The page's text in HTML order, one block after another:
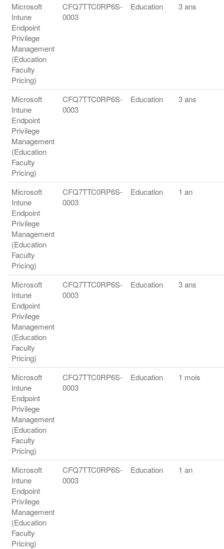
Microsoft
Intune
Endpoint
Privilege
Management
(Education
Faculty
Pricing)
CFQ7TTC0RP6S-
0003
Education 3 ans
Microsoft
Intune
Endpoint
Privilege
Management
(Education
Faculty
Pricing)
CFQ7TTC0RP6S-
0003
Education 3 ans
Microsoft
Intune
Endpoint
Privilege
Management
(Education
Faculty
Pricing)
CFQ7TTC0RP6S-
0003
Education 1 an
Microsoft
Intune
Endpoint
Privilege
Management
(Education
Faculty
Pricing)
CFQ7TTC0RP6S-
0003
Education 3 ans
Microsoft
Intune
Endpoint
Privilege
Management
(Education
Faculty
Pricing)
CFQ7TTC0RP6S-
0003
Education 1 mois
Microsoft
Intune
Endpoint
Privilege
Management
(Education
Faculty
Pricing)
CFQ7TTC0RP6S-
0003
Education 1 an